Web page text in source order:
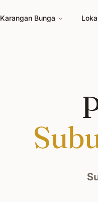
Karangan Bunga